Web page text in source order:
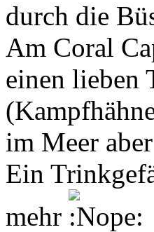
durch die
Am Coral
einen lieben
im Meer
Ein
mehr